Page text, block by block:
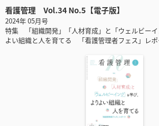
看護管理 Vol.34 No.5【電子版】
2024年 05月号
特集 「組織開発」「人材育成」と「ウェルビーイ
よい組織と人を育てる 「看護管理者フェス」レポ